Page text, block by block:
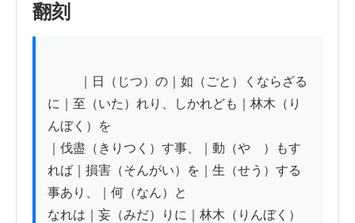
翻刻
に｜至（いた）れり、しかれども｜林木（り
んぼく）を
｜伐盡（きりつく）す事、｜動（やゝ）もす
れば｜損害（そんがい）を｜生（せう）する
事あり、｜何（なん）と
なれは｜妄（みだ）りに｜林木（りんぼく）